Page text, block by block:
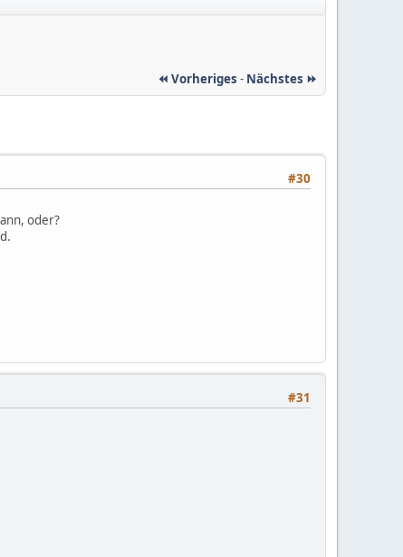
⏪ Vorheriges - Nächstes ⏩
#30
oder?
#31